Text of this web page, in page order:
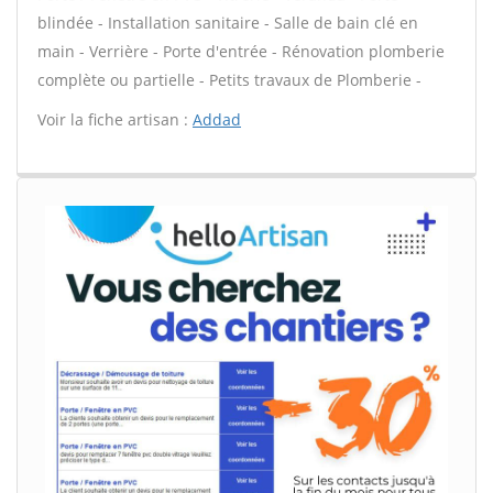
blindée - Installation sanitaire - Salle de bain clé en
main - Verrière - Porte d'entrée - Rénovation plomberie
complète ou partielle - Petits travaux de Plomberie -
Voir la fiche artisan : Addad